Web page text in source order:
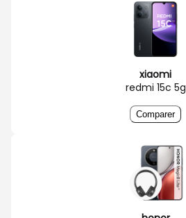
xiaomi
redmi 15c 5g
Comparer